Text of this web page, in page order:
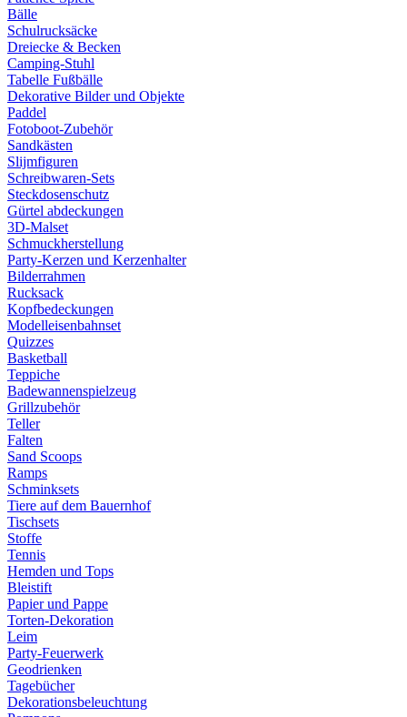
Bälle
Schulrucksäcke
Dreiecke & Becken
Camping-Stuhl
Tabelle Fußbälle
Dekorative Bilder und Objekte
Paddel
Fotoboot-Zubehör
Sandkästen
Slijmfiguren
Schreibwaren-Sets
Steckdosenschutz
Gürtel abdeckungen
3D-Malset
Schmuckherstellung
Party-Kerzen und Kerzenhalter
Bilderrahmen
Rucksack
Kopfbedeckungen
Modelleisenbahnset
Quizzes
Basketball
Teppiche
Badewannenspielzeug
Grillzubehör
Teller
Falten
Sand Scoops
Ramps
Schminksets
Tiere auf dem Bauernhof
Tischsets
Stoffe
Tennis
Hemden und Tops
Bleistift
Papier und Pappe
Torten-Dekoration
Leim
Party-Feuerwerk
Geodrienken
Tagebücher
Dekorationsbeleuchtung